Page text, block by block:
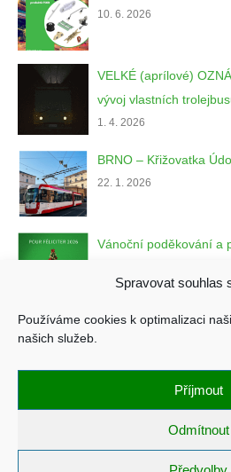
Spravovat souhlas
Používáme cookies k optimalizaci
našich služeb.
Příjmout
Odmítnout
10. 6. 2026
VELKÉ (aprílové)
vývoj vlastních
1. 4. 2026
BRNO – Křižovatka
22. 1. 2026
Vánoční poděkování a
Copyright © ESKO,
Zásady ochrany
Všeobecné
Zásady cookies